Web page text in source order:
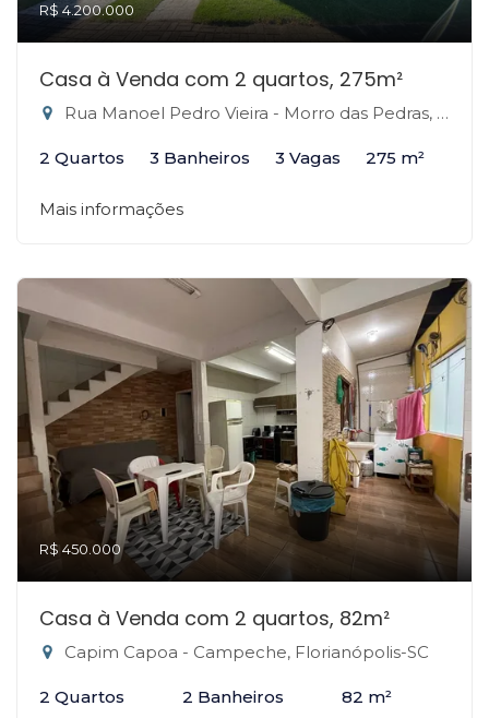
R$ 4.200.000
Casa à Venda com 2 quartos, 275m²
Rua Manoel Pedro Vieira - Morro das Pedras, Florianópolis-SC
2 Quartos 3 Banheiros 3 Vagas 275 m²
Mais informações
R$ 450.000
Casa à Venda com 2 quartos, 82m²
Capim Capoa - Campeche, Florianópolis-SC
2 Quartos 2 Banheiros 82 m²